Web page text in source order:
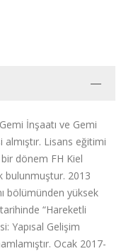
İnşaatı ve Gemi
Lisans eğitimi
dönem FH Kiel
bulunmuştur. 2013
bölümünden yüksek
“Hareketli
Yapısal Gelişim
Ocak 2017-